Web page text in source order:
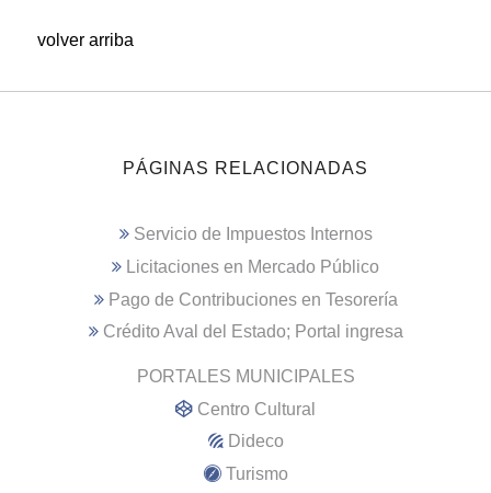
volver arriba
PÁGINAS RELACIONADAS
Servicio de Impuestos Internos
Licitaciones en Mercado Público
Pago de Contribuciones en Tesorería
Crédito Aval del Estado; Portal ingresa
PORTALES MUNICIPALES
Centro Cultural
Dideco
Turismo